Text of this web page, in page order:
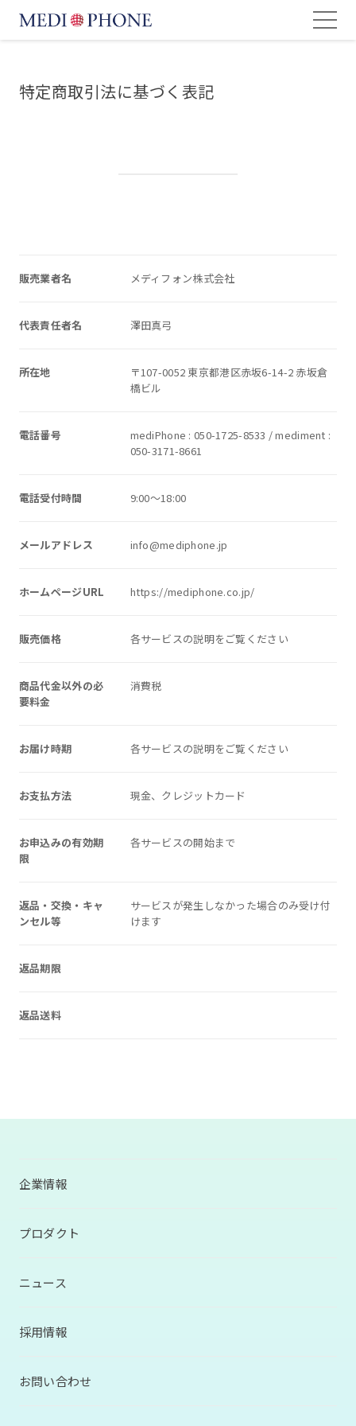
特定商取引法に基づく表記
販売業者名 メディフォン株式会社
代表責任者名 澤田真弓
所在地
〒107-0052 東京都港区赤坂6-14-2 赤坂倉
橋ビル
電話番号
mediPhone : 050-1725-8533 / mediment :
050-3171-8661
電話受付時間 9:00〜18:00
メールアドレス info@mediphone.jp
ホームページURL https://mediphone.co.jp/
販売価格 各サービスの説明をご覧ください
商品代金以外の必
要料金
消費税
お届け時期 各サービスの説明をご覧ください
お支払方法 現金、クレジットカード
お申込みの有効期
限
各サービスの開始まで
返品・交換・キャ
ンセル等
サービスが発生しなかった場合のみ受け付
けます
返品期限
返品送料
企業情報
プロダクト
ニュース
採用情報
お問い合わせ